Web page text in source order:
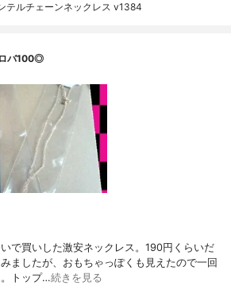
テルチェーンネックレス v1384
バ100◎
で買いした激安ネックレス。190円くらいだ
ましたが、おもちゃっぽくも見えたので一回
。トップ…続きを見る